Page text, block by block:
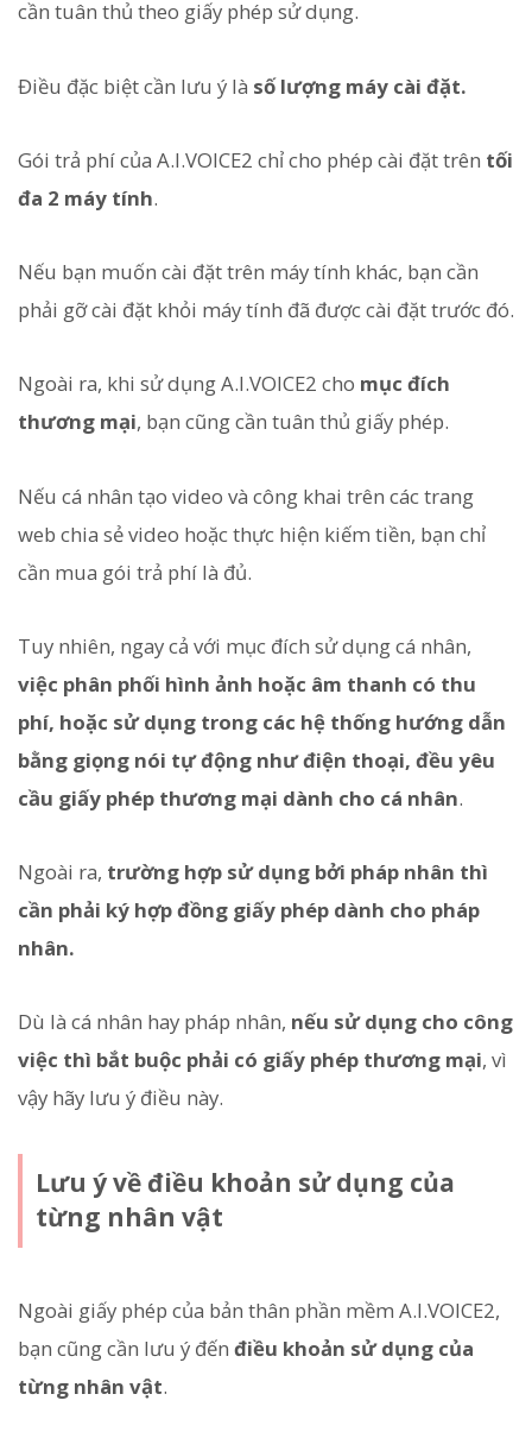
cần tuân thủ theo giấy phép sử dụng.
Điều đặc biệt cần lưu ý là số lượng máy cài đặt.
Gói trả phí của A.I.VOICE2 chỉ cho phép cài đặt trên tối
đa 2 máy tính.
Nếu bạn muốn cài đặt trên máy tính khác, bạn cần
phải gỡ cài đặt khỏi máy tính đã được cài đặt trước đó.
Ngoài ra, khi sử dụng A.I.VOICE2 cho mục đích
thương mại, bạn cũng cần tuân thủ giấy phép.
Nếu cá nhân tạo video và công khai trên các trang
web chia sẻ video hoặc thực hiện kiếm tiền, bạn chỉ
cần mua gói trả phí là đủ.
Tuy nhiên, ngay cả với mục đích sử dụng cá nhân,
việc phân phối hình ảnh hoặc âm thanh có thu
phí, hoặc sử dụng trong các hệ thống hướng dẫn
bằng giọng nói tự động như điện thoại, đều yêu
cầu giấy phép thương mại dành cho cá nhân.
Ngoài ra, trường hợp sử dụng bởi pháp nhân thì
cần phải ký hợp đồng giấy phép dành cho pháp
nhân.
Dù là cá nhân hay pháp nhân, nếu sử dụng cho công
việc thì bắt buộc phải có giấy phép thương mại, vì
vậy hãy lưu ý điều này.
Lưu ý về điều khoản sử dụng của
từng nhân vật
Ngoài giấy phép của bản thân phần mềm A.I.VOICE2,
bạn cũng cần lưu ý đến điều khoản sử dụng của
từng nhân vật.